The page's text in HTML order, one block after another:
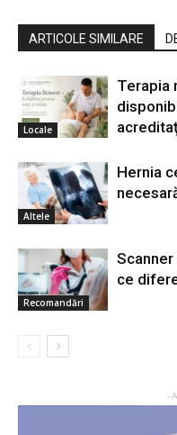
ARTICOLE SIMILARE
Locale
Terapia
Altele
Hernia
Recomandări
ce
-